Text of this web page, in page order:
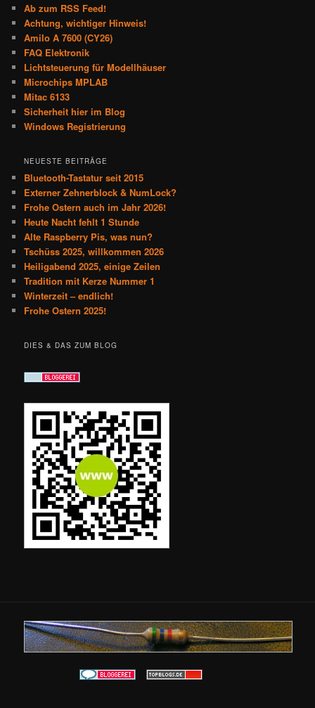
Ab zum RSS Feed!
Achtung, wichtiger Hinweis!
Amilo A 7600 (CY26)
FAQ Elektronik
Lichtsteuerung für Modellhäuser
Microchips MPLAB
Mitac 6133
Sicherheit hier im Blog
Windows Registrierung
NEUESTE BEITRÄGE
Bluetooth-Tastatur seit 2015
Externer Zehnerblock & NumLock?
Frohe Ostern auch im Jahr 2026!
Heute Nacht fehlt 1 Stunde
Alte Raspberry Pis, was nun?
Tschüss 2025, willkommen 2026
Heiligabend 2025, einige Zeilen
Tradition mit Kerze Nummer 1
Winterzeit – endlich!
Frohe Ostern 2025!
DIES & DAS ZUM BLOG